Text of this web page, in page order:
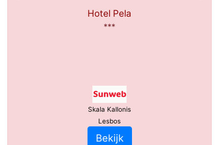
Hotel Pela
***
Skala Kallonis
Lesbos
Bekijk